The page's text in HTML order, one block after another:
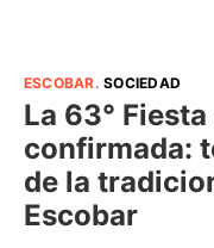
ESCOBAR.SOCIEDAD
La 63°
confirmada:
de la
Escobar